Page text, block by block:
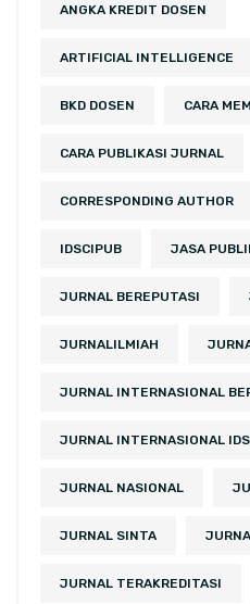
ANGKA KREDIT DOSEN
ARTIFICIAL INTELLIGENCE
BKD DOSEN CARA
CARA PUBLIKASI JURNAL
CORRESPONDING AUTHOR
IDSCIPUB JASA
JURNAL BEREPUTASI
JURNALILMIAH
JURNAL INTERNASIONAL
JURNAL INTERNASIONAL
JURNAL NASIONAL
JURNAL SINTA
JURNAL TERAKREDITASI